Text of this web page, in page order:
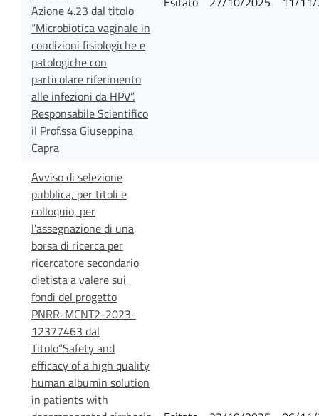
Azione 4.23 dal titolo
“Microbiotica vaginale in
condizioni fisiologiche e
patologiche con
particolare riferimento
alle infezioni da HPV”.
Responsabile Scientifico
il Prof.ssa Giuseppina
Capra
Avviso di selezione
pubblica, per titoli e
colloquio, per
l’assegnazione di una
borsa di ricerca per
ricercatore secondario
dietista a valere sui
fondi del progetto
PNRR-MCNT2-2023-
12377463 dal
Titolo“Safety and
efficacy of a high quality
human albumin solution
in patients with